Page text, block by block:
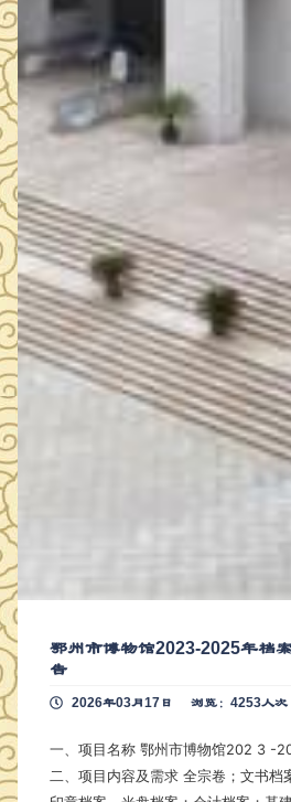
鄂州市博物馆2023-2025年档
告
2026年03月17日 浏览：4253人次
一、项目名称 鄂州市博物馆202 3 -202 5 年档案及资料整理
二、项目内容及需求 全宗卷；文书档案（汇编）；实物档案、